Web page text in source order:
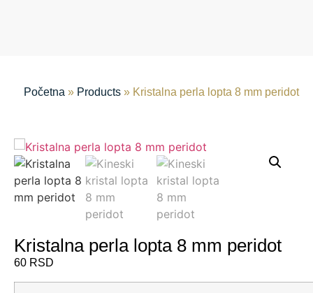
Početna » Products » Kristalna perla lopta 8 mm peridot
Kristalna perla lopta 8 mm peridot
60 RSD